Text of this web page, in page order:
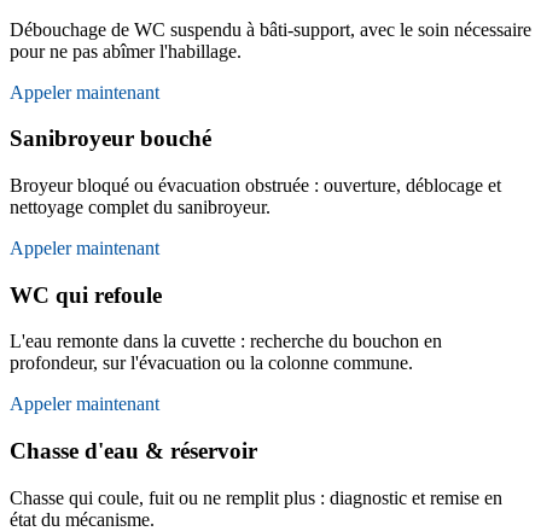
Débouchage de WC suspendu à bâti-support, avec le soin nécessaire
pour ne pas abîmer l'habillage.
Appeler maintenant
Sanibroyeur bouché
Broyeur bloqué ou évacuation obstruée : ouverture, déblocage et
nettoyage complet du sanibroyeur.
Appeler maintenant
WC qui refoule
L'eau remonte dans la cuvette : recherche du bouchon en
profondeur, sur l'évacuation ou la colonne commune.
Appeler maintenant
Chasse d'eau & réservoir
Chasse qui coule, fuit ou ne remplit plus : diagnostic et remise en
état du mécanisme.